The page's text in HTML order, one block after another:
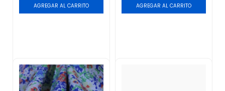
AGREGAR AL CARRITO AGREGAR AL CARRITO